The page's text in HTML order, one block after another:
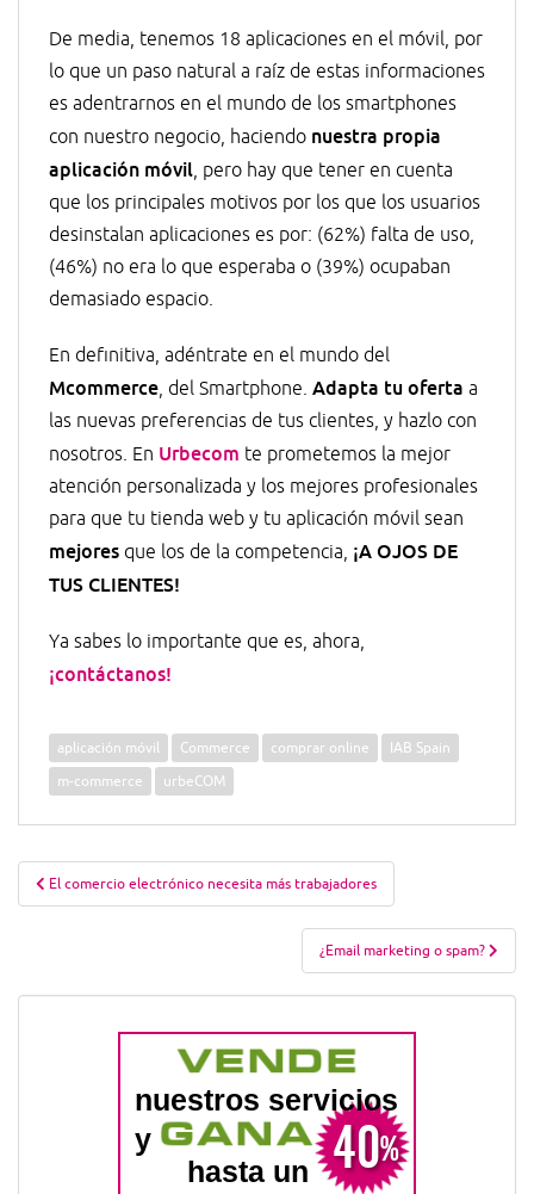
De media, tenemos 18 aplicaciones en el móvil, por
lo que un paso natural a raíz de estas informaciones
es adentrarnos en el mundo de los smartphones
con nuestro negocio, haciendo nuestra propia
aplicación móvil, pero hay que tener en cuenta
que los principales motivos por los que los usuarios
desinstalan aplicaciones es por: (62%) falta de uso,
(46%) no era lo que esperaba o (39%) ocupaban
demasiado espacio.
En definitiva, adéntrate en el mundo del
Mcommerce, del Smartphone. Adapta tu oferta a
las nuevas preferencias de tus clientes, y hazlo con
nosotros. En Urbecom te prometemos la mejor
atención personalizada y los mejores profesionales
para que tu tienda web y tu aplicación móvil sean
mejores que los de la competencia, ¡A OJOS DE
TUS CLIENTES!
Ya sabes lo importante que es, ahora,
¡contáctanos!
aplicación móvil Commerce comprar online
IAB Spain
m-commerce
urbeCOM
Navegación
de
El comercio electrónico necesita más trabajadores
¿Email marketing o spam?